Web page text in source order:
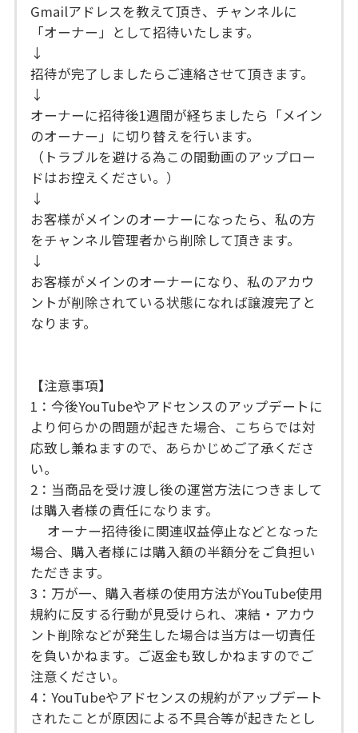
Gmailアドレスを教えて頂き、チャンネルに
「オーナー」として招待いたします。
↓
招待が完了しましたらご連絡させて頂きます。
↓
オーナーに招待後1週間が経ちましたら「メイン
のオーナー」に切り替えを行います。
（トラブルを避ける為この間動画のアップロー
ドはお控えください。）
↓
お客様がメインのオーナーになったら、私の方
をチャンネル管理者から削除して頂きます。
↓
お客様がメインのオーナーになり、私のアカウ
ントが削除されている状態になれば譲渡完了と
なります。
【注意事項】
1：今後YouTubeやアドセンスのアップデートに
より何らかの問題が起きた場合、こちらでは対
応致し兼ねますので、あらかじめご了承くださ
い。
2：当商品を受け渡し後の運営方法につきまして
は購入者様の責任になります。
オーナー招待後に関連収益停止などとなった
場合、購入者様には購入額の半額分をご負担い
ただきます。
3：万が一、購入者様の使用方法がYouTube使用
規約に反する行動が見受けられ、凍結・アカウ
ント削除などが発生した場合は当方は一切責任
を負いかねます。ご返金も致しかねますのでご
注意ください。
4：YouTubeやアドセンスの規約がアップデート
されたことが原因による不具合等が起きたとし